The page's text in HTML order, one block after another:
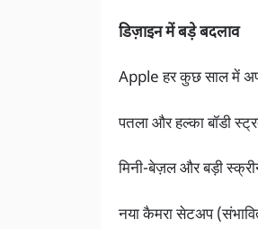
डिज़ाइन में बड़े बदलाव
Apple हर कुछ साल में
पतला और हल्का बॉडी
मिनी-बेज़ल और बड़ी
नया कैमरा सेटअप